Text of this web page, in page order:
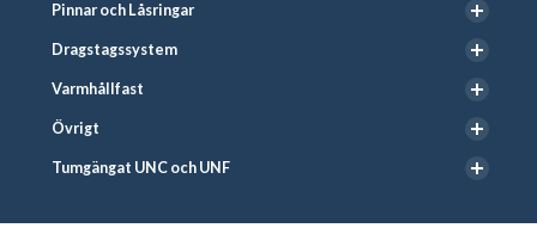
Pinnar och Låsringar
Dragstagssystem
Varmhållfast
Övrigt
Tumgängat UNC och UNF